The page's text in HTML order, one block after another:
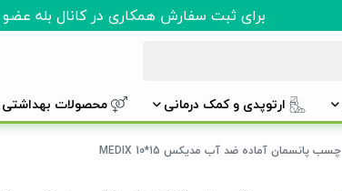
برای ثبت سفارش همکاری در کانال بله
ارتوپدی و کمک درمانی محصولات بهداشتی
چسب پانسمان آماده ضد آب مدیکس 15*10 MEDIX